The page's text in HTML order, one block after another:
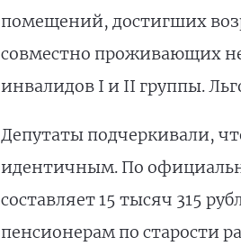
помещений, достигших
совместно проживающих
инвалидов I и II группы.
Депутаты подчеркивали,
идентичным. По
составляет 15 тысяч 315
пенсионерам по старости